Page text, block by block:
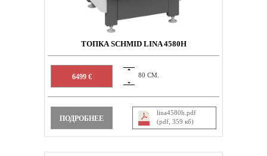
ТОПКА SCHMID LINA 4580H
6499 € 80 СМ.
ПОДРОБНЕЕ
lina4580h.pdf
(pdf, 359 кб)